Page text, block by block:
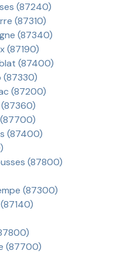
(87240)
(87310)
(87340)
(87190)
(87400)
(87200)
(87400)
(87800)
(87300)
(87700)